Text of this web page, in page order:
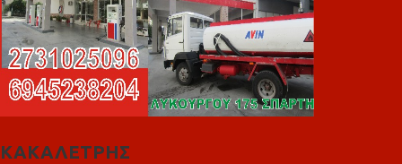
ΚΑΚΑΛΕΤΡΗΣ